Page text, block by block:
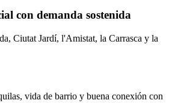
con demanda sostenida
Ciutat Jardí, l'Amistat, la Carrasca y la
vida de barrio y buena conexión con